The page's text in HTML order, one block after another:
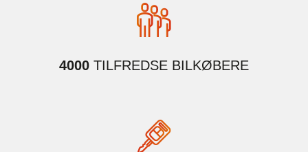
4000 TILFREDSE BILKØBERE